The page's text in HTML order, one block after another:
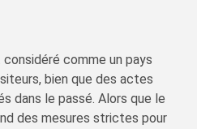
comme un pays
bien que des actes
dans le passé. Alors que le
des mesures strictes pour